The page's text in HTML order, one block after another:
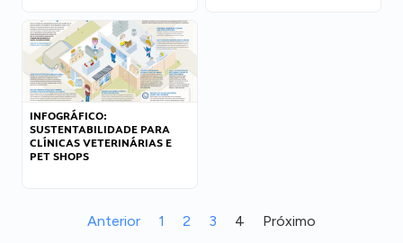
INFOGRÁFICO:
SUSTENTABILIDADE PARA
CLÍNICAS VETERINÁRIAS E
PET SHOPS
Anterior 1 2 3 4 Próximo